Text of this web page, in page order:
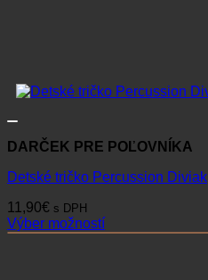
DARČEK PRE POĽOVNÍKA
Detské tričko Percussion Diviak
11,90€ s DPH
Výber možností
Tento